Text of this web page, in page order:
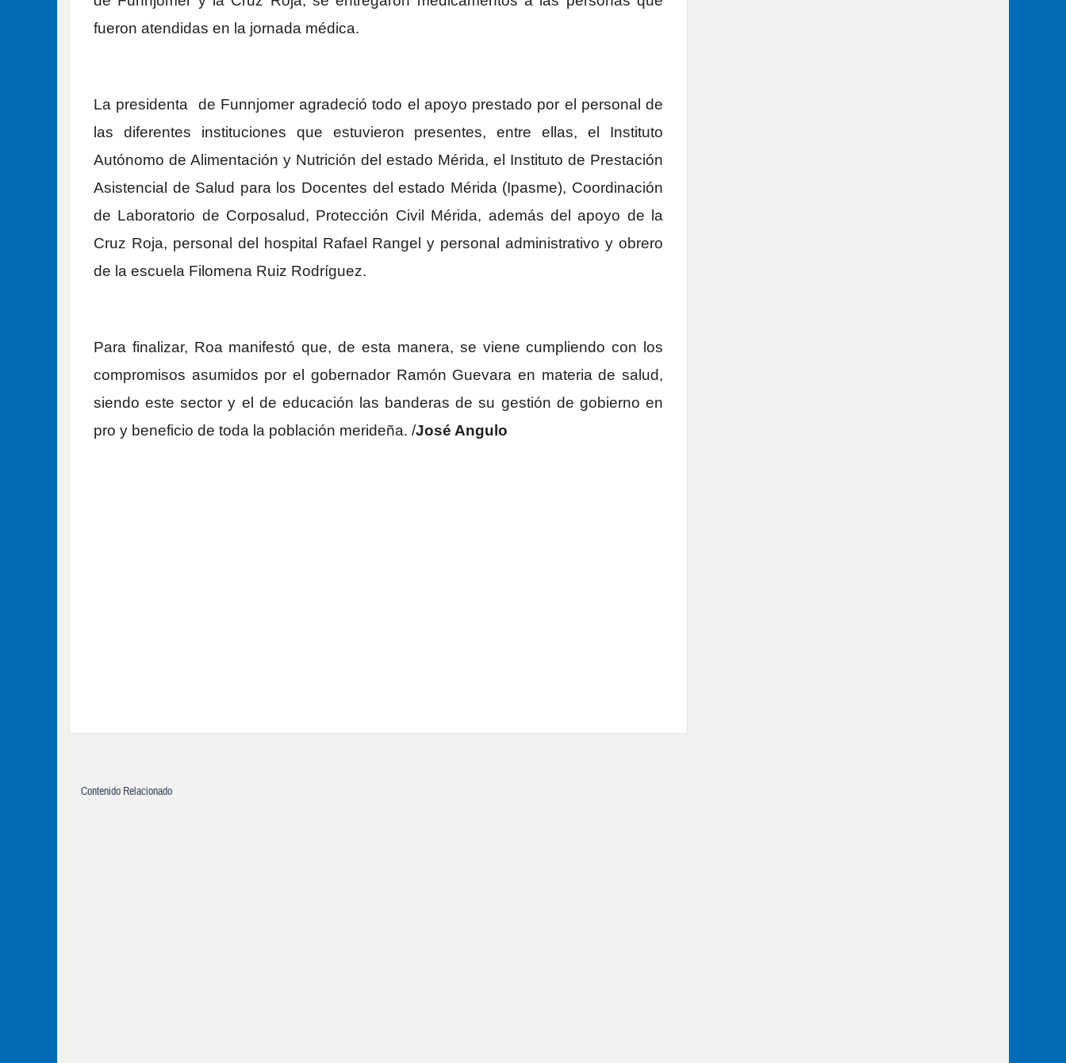
fueron atendidas en la jornada médica.
La presidenta de Funnjomer agradeció todo el apoyo prestado por el personal de
las diferentes instituciones que estuvieron presentes, entre ellas, el Instituto
Autónomo de Alimentación y Nutrición del estado Mérida, el Instituto de Prestación
Asistencial de Salud para los Docentes del estado Mérida (Ipasme), Coordinación
de Laboratorio de Corposalud, Protección Civil Mérida, además del apoyo de la
Cruz Roja, personal del hospital Rafael Rangel y personal administrativo y obrero
de la escuela Filomena Ruiz Rodríguez.
Para finalizar, Roa manifestó que, de esta manera, se viene cumpliendo con los
compromisos asumidos por el gobernador Ramón Guevara en materia de salud,
siendo este sector y el de educación las banderas de su gestión de gobierno en
pro y beneficio de toda la población merideña. /José Angulo
Contenido Relacionado